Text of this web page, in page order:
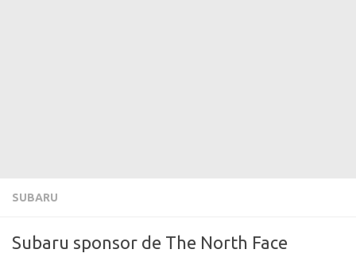
SUBARU
Subaru sponsor de The North Face